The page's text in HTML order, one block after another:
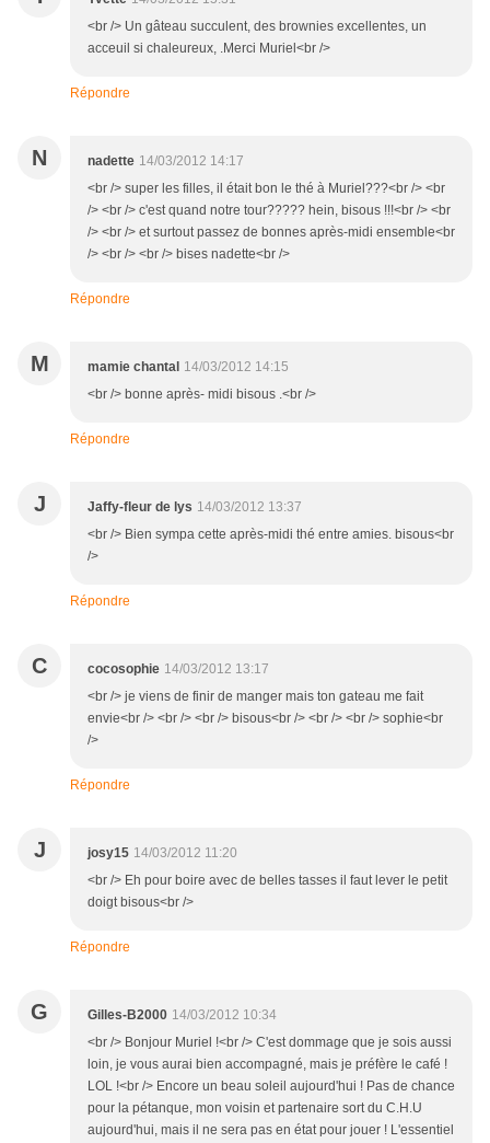
<br /> Un gâteau succulent, des brownies excellentes, un
acceuil si chaleureux, .Merci Muriel<br />
Répondre
N nadette 14/03/2012 14:17
<br /> super les filles, il était bon le thé à Muriel???<br /> <br
/> <br /> c'est quand notre tour????? hein, bisous !!!<br /> <br
/> <br /> et surtout passez de bonnes après-midi ensemble<br
/> <br /> <br /> bises nadette<br />
Répondre
M mamie chantal 14/03/2012 14:15
<br /> bonne après- midi bisous .<br />
Répondre
J Jaffy-fleur de lys 14/03/2012 13:37
<br /> Bien sympa cette après-midi thé entre amies. bisous<br
/>
Répondre
C cocosophie 14/03/2012 13:17
<br /> je viens de finir de manger mais ton gateau me fait
envie<br /> <br /> <br /> bisous<br /> <br /> <br /> sophie<br
/>
Répondre
J josy15 14/03/2012 11:20
<br /> Eh pour boire avec de belles tasses il faut lever le petit
doigt bisous<br />
Répondre
G Gilles-B2000 14/03/2012 10:34
<br /> Bonjour Muriel !<br /> C'est dommage que je sois aussi
loin, je vous aurai bien accompagné, mais je préfère le café !
LOL !<br /> Encore un beau soleil aujourd'hui ! Pas de chance
pour la pétanque, mon voisin et partenaire sort du C.H.U
aujourd'hui, mais il ne sera pas en état pour jouer ! L'essentiel